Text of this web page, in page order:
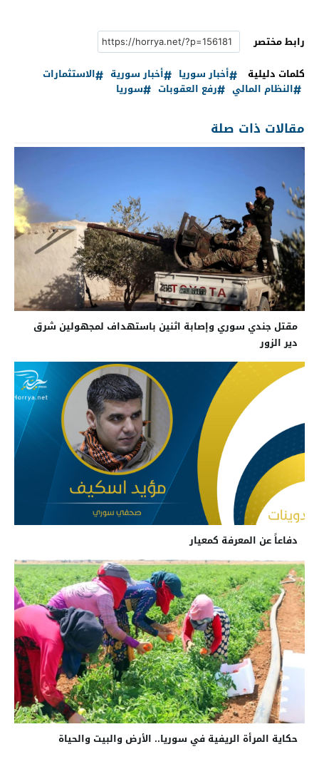
رابط مختصر
كلمات دليلية
أخبار سوريا أخبار سورية
الاستثمارات
النظام المالي
رفع العقوبات سوريا
مقالات ذات صلة
مقتل جندي سوري وإصابة اثنين باستهداف لمجهولين شرق
دير الزور
دفاعاً عن المعرفة كمعيار
حكاية المرأة الريفية في سوريا.. الأرض والبيت والحياة